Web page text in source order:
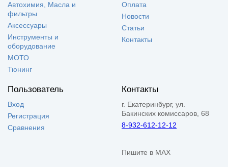
Автохимия, Масла и
фильтры
Аксессуары
Инструменты и
оборудование
МОТО
Тюнинг
Оплата
Новости
Статьи
Контакты
Пользователь
Вход
Регистрация
Сравнения
Контакты
г. Екатеринбург, ул.
Бакинских комиссаров, 68
8-932-612-12-12
Пишите в MAX